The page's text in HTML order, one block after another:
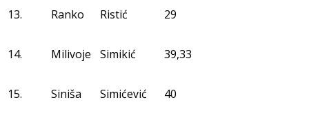
13. Ranko Ristić 29
14. Milivoje Simikić 39,33
15. Siniša Simićević 40